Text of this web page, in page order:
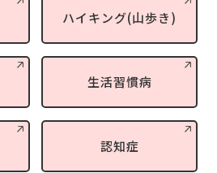
ハイキング(山歩き)
生活習慣病
認知症